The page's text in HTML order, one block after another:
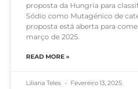
proposta da Hungria para
Sódio como Mutagénico de
proposta está aberta para
março de 2025.
READ MORE »
Liliana Teles Fevereiro 13, 2025